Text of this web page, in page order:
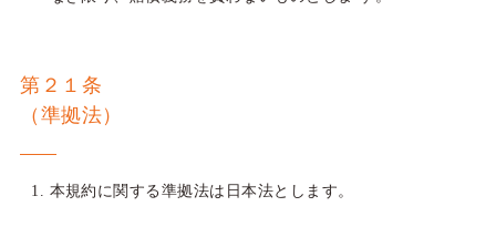
第２１条
（準拠法）
本規約に関する準拠法は日本法とします。